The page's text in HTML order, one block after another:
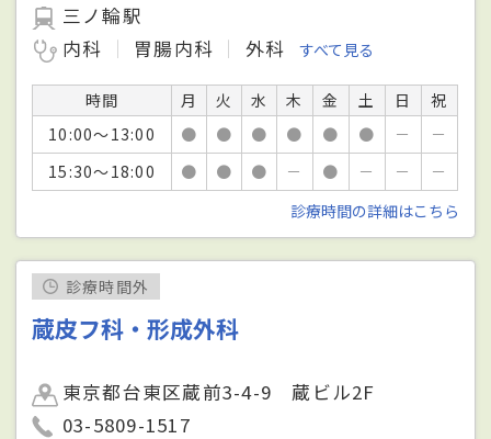
三ノ輪駅
内科
胃腸内科 外科 すべて見る
時間 月 火 水 木 金 土 日
祝
10:00～13:00
● ● ● ● ● ● －
－
15:30～18:00
● ● ● － ● － －
－
診療時間の詳細はこちら
診療時間外
蔵皮フ科・形成外科
東京都台東区蔵前3-4-9 蔵ビル2F
03-5809-1517